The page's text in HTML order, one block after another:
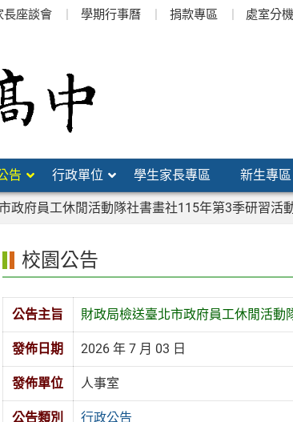
長座談會 學期行事曆 捐款專區 處室分機
告 行政單位 學生家長專區 新生專區
政府員工休閒活動隊社書畫社115年第3季研習活
校園公告
公告主旨 財政局檢送臺北市政府員工休閒活
發佈日期 2026 年 7 月 03 日
發佈單位 人事室
公告類別 行政公告